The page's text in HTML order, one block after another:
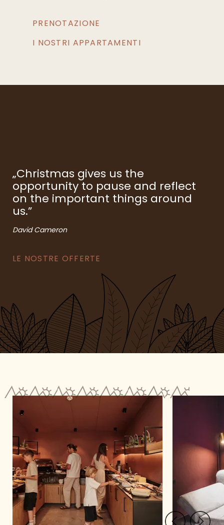
PRENOTAZIONE
I NOSTRI APPARTAMENTI
„Christmas gives us the
opportunity to pause and reflect
on the important things around
us.”
David Cameron
LE NOSTRE OFFERTE